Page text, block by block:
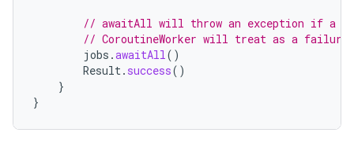
// awaitAll will throw an exception if a
// CoroutineWorker will treat as a failure
jobs .awaitAll()
Result. success()
}
}